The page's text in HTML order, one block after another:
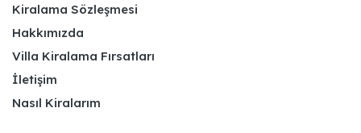
Kiralama Sözleşmesi
Hakkımızda
Villa Kiralama Fırsatları
İletişim
Nasıl Kiralarım